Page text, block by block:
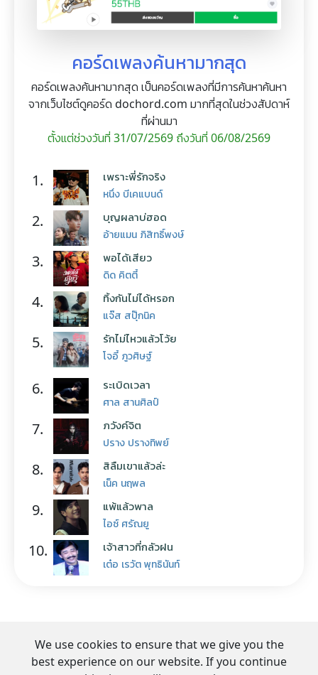
คอร์ดเพลงค้นหามากสุด
คอร์ดเพลงค้นหามากสุด เป็นคอร์ดเพลงที่มีการค้นหาค้นหา
จากเว็บไซต์ดูคอร์ด dochord.com มากที่สุดในช่วงสัปดาห์
ที่ผ่านมา
ตั้งแต่ช่วงวันที่ 31/07/2569 ถึงวันที่ 06/08/2569
1. เพราะพี่รักจริง
หนึ่ง บีเคแบนด์
2. บุญผลาบ่ฮอด
อ้ายแมน ภิสิทธิ์พงษ์
3. พอได้เสียว
ดิด คิตตี้
4. ทิ้งกันไม่ได้หรอก
แจ๊ส สปุ๊กนิค
5. รักไม่ไหวแล้วโว้ย
โจอี้ ภูวศิษฐ์
6. ระเบิดเวลา
ศาล สานศิลป์
7. ภวังค์จิต
ปราง ปรางทิพย์
8. สิลืมเขาแล้วล่ะ
เน็ค นฤพล
9. แพ้แล้วพาล
ไอซ์ ศรัณยู
10. เจ้าสาวที่กลัวฝน
เต๋อ เรวัต พุทธินันท์
We use cookies to ensure that we give you the
best experience on our website. If you continue